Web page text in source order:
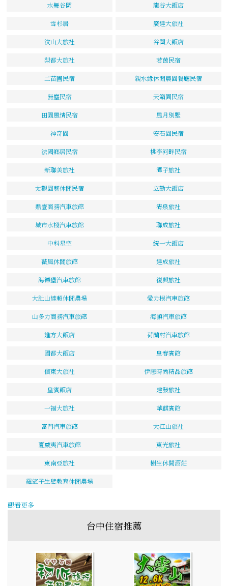
水舞谷關 龍谷大飯店
雪杉居 廣達大旅社
汶山大旅社 谷關大飯店
梨都大旅社 若茵民宿
二苗圃民宿 親水緣休閒農園餐廳民宿
無塵民宿 天籟園民宿
田園風情民宿 風月別墅
神奇園 安石園民宿
法國鄉居民宿 桃李河畔民宿
新聯美旅社 潭子旅社
太觀園藝休閒民宿 立勤大飯店
鼎壹商務汽車旅館 清泉旅社
城市水棧汽車旅館 聯成旅社
中科星空 統一大飯店
薇風休閒旅館 達成旅社
海德堡汽車旅館 復興旅社
大肚山達賴休閒農場 愛力根汽車旅館
山多力商務汽車旅館 海頓汽車旅館
進方大飯店 荷蘭村汽車旅館
國都大飯店 皇春賓館
信東大旅社 伊戀時尚精品旅館
皇賓飯店 建發旅社
一福大旅社 華麒賓館
富門汽車旅館 大江山旅社
夏威夷汽車旅館 東光旅社
東南亞旅社 樹生休閒酒莊
羅望子生態教育休閒農場
觀看更多
台中住宿推薦